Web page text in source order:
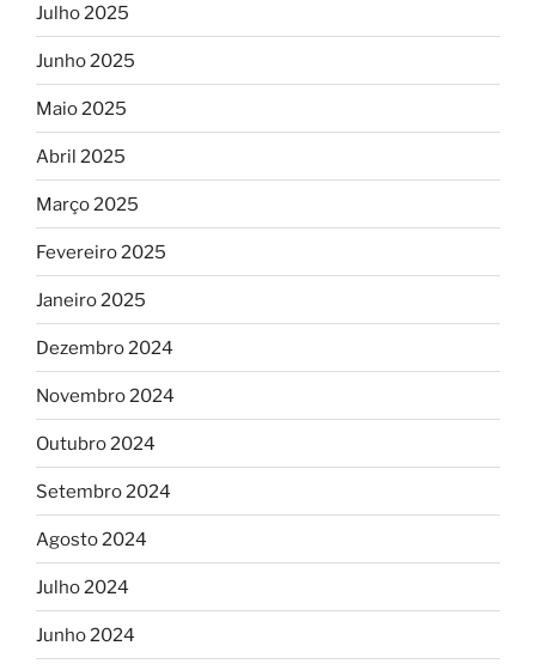
Julho 2025
Junho 2025
Maio 2025
Abril 2025
Março 2025
Fevereiro 2025
Janeiro 2025
Dezembro 2024
Novembro 2024
Outubro 2024
Setembro 2024
Agosto 2024
Julho 2024
Junho 2024